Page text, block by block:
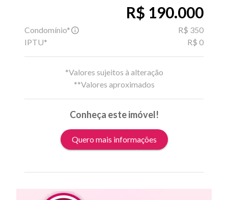
R$ 190.000
Condomínio*
R$ 350
IPTU*
R$ 0
*Valores sujeitos à alteração
**Valores aproximados
Conheça este imóvel!
Quero mais informações